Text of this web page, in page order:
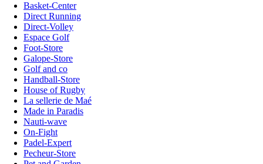
Basket-Center
Direct Running
Direct-Volley
Espace Golf
Foot-Store
Galope-Store
Golf and co
Handball-Store
House of Rugby
La sellerie de Maé
Made in Paradis
Nauti-wave
On-Fight
Padel-Expert
Pecheur-Store